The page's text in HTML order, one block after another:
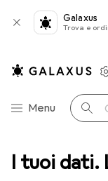
I tuoi dati.
Galaxus
Trova e
Categoria
Menu Cerca
Lenti a contatto